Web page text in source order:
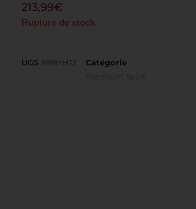
213,99€
Rupture de stock
UGS 888HH12
Catégorie
Premium Spirit